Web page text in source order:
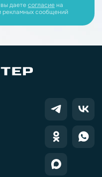
даетесогласиена
рекламных сообщений